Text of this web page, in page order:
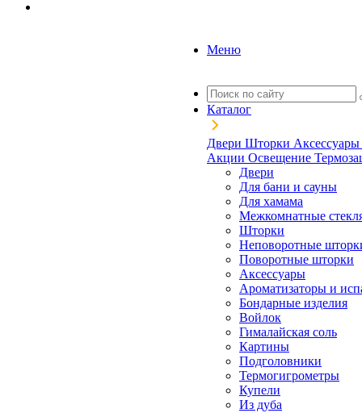
Меню
Каталог
Двери Шторки Аксессуары
Акции Освещение
Двери
Для бани и сауны
Для хамама
Межкомнатные
Шторки
Неповоротные
Поворотные шторки
Аксессуары
Ароматизаторы и
Бондарные изделия
Войлок
Гималайская соль
Картины
Подголовники
Термогигрометры
Купели
Из дуба